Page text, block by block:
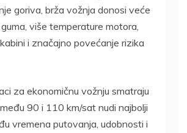
goriva, brža vožnja donosi veće
više temperature motora,
i značajno povećanje rizika
za ekonomičnu vožnju smatraju
90 i 110 km/sat nudi najbolji
vremena putovanja, udobnosti i